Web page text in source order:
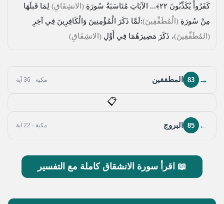
كَفَرُواْ يُكَذِّبُونَ ٢٢﴾
... الآيَاتِ مُنَاسَبَةُ سُورَةِ (الانشِقَاقِ) لِمَا قَبلَهَا
مِنْ سُورَةِ (الْمُطَفِّفِينَ):لَمَّا ذَكَرَ الْمُؤْمِنِينَ وَالْكَافِرِينَ فِي آخِرِ
(المُطَفِّفِينَ)، ذَكَرَ مَصِيرَهُمَا فِي أَوَّلِ (الانشِقَاقِ)
→
83 المطففين مكية · 36 آية
📋
←
85 البروج مكية · 22 آية
📖 اقرأ سورة الانشقاق كاملة مع التفسير